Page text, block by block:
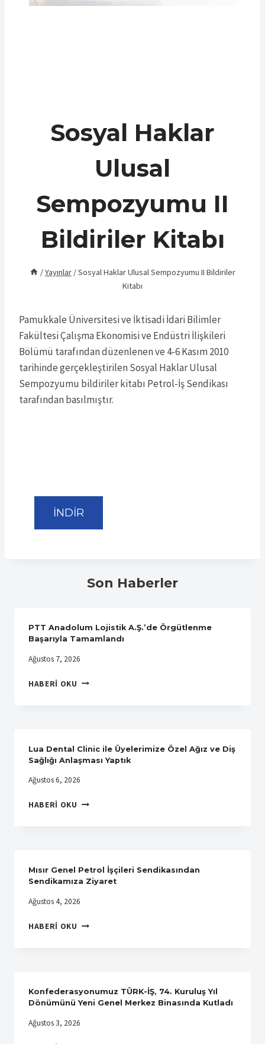
Sosyal Haklar
Ulusal
Sempozyumu II
Bildiriler Kitabı
/Yayınlar /Sosyal Haklar Ulusal Sempozyumu II Bildiriler
Kitabı
Pamukkale Üniversitesi ve İktisadi İdari Bilimler
Fakültesi Çalışma Ekonomisi ve Endüstri İlişkileri
Bölümü tarafından düzenlenen ve 4-6 Kasım 2010
tarihinde gerçekleştirilen Sosyal Haklar Ulusal
Sempozyumu bildiriler kitabı Petrol-İş Sendikası
tarafından basılmıştır.
İNDİR
Son Haberler
PTT Anadolum Lojistik A.Ş.’de Örgütlenme
Başarıyla Tamamlandı
Ağustos 7, 2026
HABERI OKU PTT
BAŞARIYLA
TAMAMLANDI
Lua Dental Clinic ile Üyelerimize Özel Ağız ve Diş
Sağlığı Anlaşması Yaptık
Ağustos 6, 2026
HABERI OKU LUA
AĞIZ
DIŞ
ANLAŞMASI
Mısır Genel Petrol İşçileri Sendikasından
Sendikamıza Ziyaret
Ağustos 4, 2026
HABERI OKU MISIR
SENDIKAMIZA
ZIYARET
Konfederasyonumuz TÜRK-İŞ, 74. Kuruluş Yıl
Dönümünü Yeni Genel Merkez Binasında Kutladı
Ağustos 3, 2026